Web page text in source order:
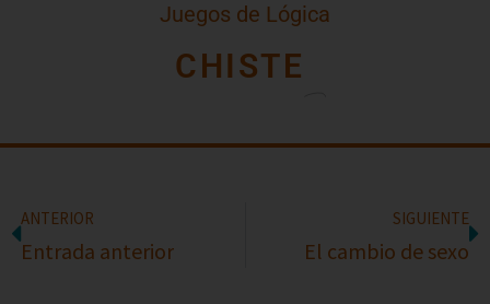
Juegos de Lógica
CHISTE
ANTERIOR
Entrada anterior
SIGUIENTE
El cambio de sexo